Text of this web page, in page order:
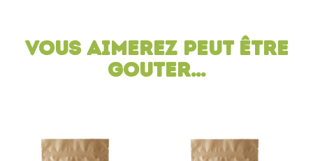
Vous aimerez peut être
gouter…